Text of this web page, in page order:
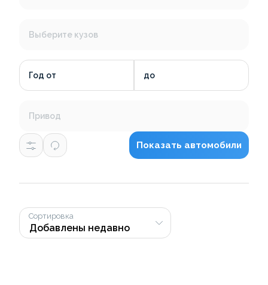
Выберите кузов
Год от до
Привод
Показать автомобили
Сортировка